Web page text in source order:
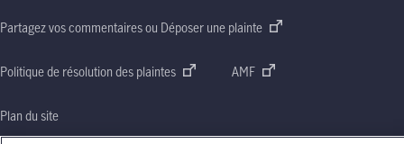
Partagez vos commentaires ou Déposer une plainte
Politique de résolution des plaintes AMF
Plan du site